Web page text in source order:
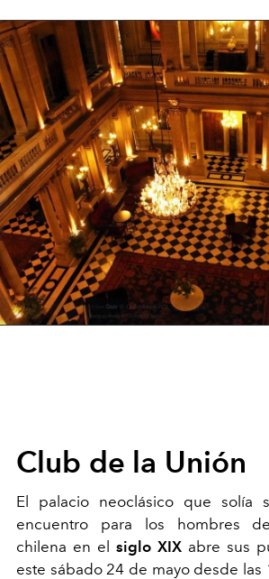
Club de la Unión
El palacio neoclásico que solía
encuentro para los hombres
chilena en el siglo XIX abre sus
este sábado 24 de mayo desde las